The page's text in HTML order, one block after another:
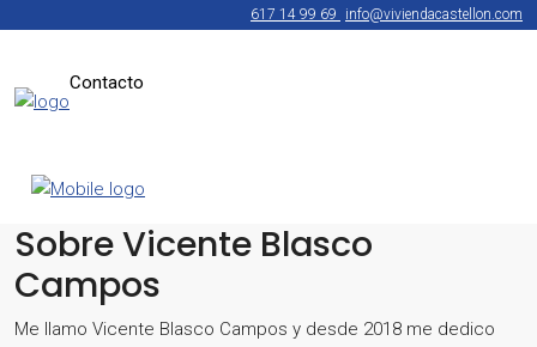
617 14 99 69 info@viviendacastellon.com
Contacto
Sobre Vicente Blasco
Campos
Me llamo Vicente Blasco Campos y desde 2018 me dedico